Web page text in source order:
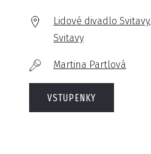
Lidové divadlo Svitavy,
Svitavy
Martina Partlová
VSTUPENKY